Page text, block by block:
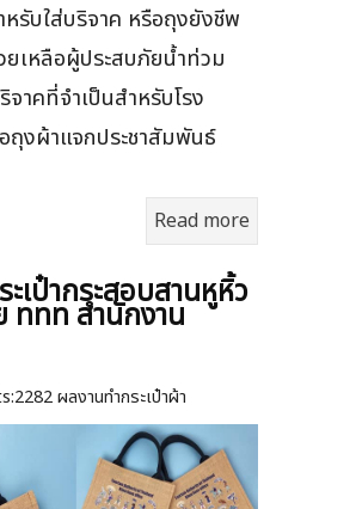
รับใส่บริจาค หรือถุงยังชีพ
ยเหลือผู้ประสบภัยน้ำท่วม
จาคที่จำเป็นสำหรับโรง
ถุงผ้าแจกประชาสัมพันธ์
Read more
เป๋ากระสอบสานหูหิ้ว
ททท สำนักงาน
2282 ผลงานทำกระเป๋าผ้า